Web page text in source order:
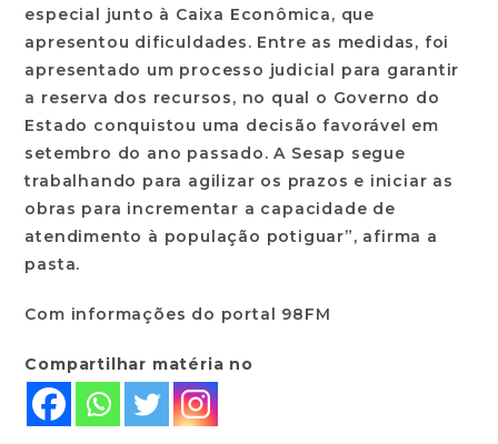
especial junto à Caixa Econômica, que
apresentou dificuldades. Entre as medidas, foi
apresentado um processo judicial para garantir
a reserva dos recursos, no qual o Governo do
Estado conquistou uma decisão favorável em
setembro do ano passado. A Sesap segue
trabalhando para agilizar os prazos e iniciar as
obras para incrementar a capacidade de
atendimento à população potiguar”, afirma a
pasta.
Com informações do portal 98FM
Compartilhar matéria no